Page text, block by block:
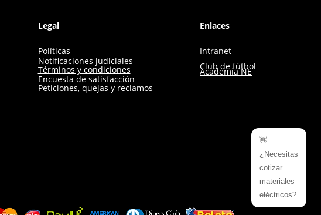
Legal
Políticas
Notificaciones judiciales
Términos y condiciones
Encuesta de satisfacción
Peticiones, quejas y reclamos
Enlaces
Intranet
Club de fútbol
Academia NE
👋
¿Necesitas
cotizar
materiales
eléctricos?